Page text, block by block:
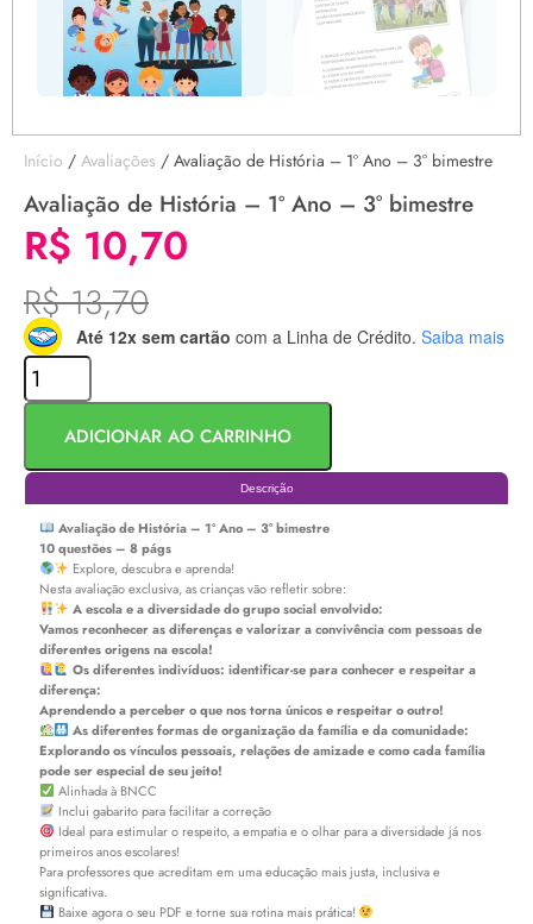
Início / Avaliações / Avaliação de História – 1º Ano – 3° bimestre
Avaliação de História – 1º Ano – 3° bimestre
R$ 10,70
R$13,70
Até 12x sem cartão com a Linha de Crédito. Saiba mais
ADICIONAR AO CARRINHO
Descrição
Avaliação de História – 1º Ano – 3° bimestre
10 questões – 8 págs
Explore, descubra e aprenda!
Nesta avaliação exclusiva, as crianças vão refletir sobre:
A escola e a diversidade do grupo social envolvido:
Vamos reconhecer as diferenças e valorizar a convivência com pessoas de
diferentes origens na escola!
Os diferentes indivíduos: identificar-se para conhecer e respeitar a
diferença:
Aprendendo a perceber o que nos torna únicos e respeitar o outro!
As diferentes formas de organização da família e da comunidade:
Explorando os vínculos pessoais, relações de amizade e como cada família
pode ser especial de seu jeito!
Alinhada à BNCC
Inclui gabarito para facilitar a correção
Ideal para estimular o respeito, a empatia e o olhar para a diversidade já nos
primeiros anos escolares!
Para professores que acreditam em uma educação mais justa, inclusiva e
significativa.
Baixe agora o seu PDF e torne sua rotina mais prática!